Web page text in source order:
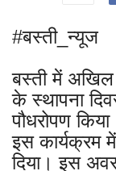
#बस्ती_न्यूज
बस्ती में अखिल
के स्थापना
पौधरोपण
इस कार्यक्रम
दिया। इस